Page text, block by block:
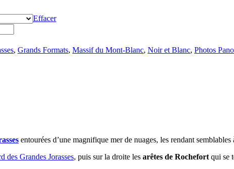
Effacer
, Grands Formats, Massif du Mont-Blanc, Noir et Blanc, Photos
entourées d’une magnifique mer de nuages, les rendant semblables
des Grandes Jorasses, puis sur la droite les arêtes de Rochefort qui se